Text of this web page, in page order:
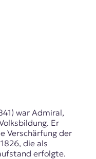
war Admiral,
Er
Verschärfung der
die als
erfolgte.